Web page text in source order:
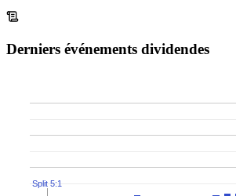
Derniers événements dividendes
Split 5:1